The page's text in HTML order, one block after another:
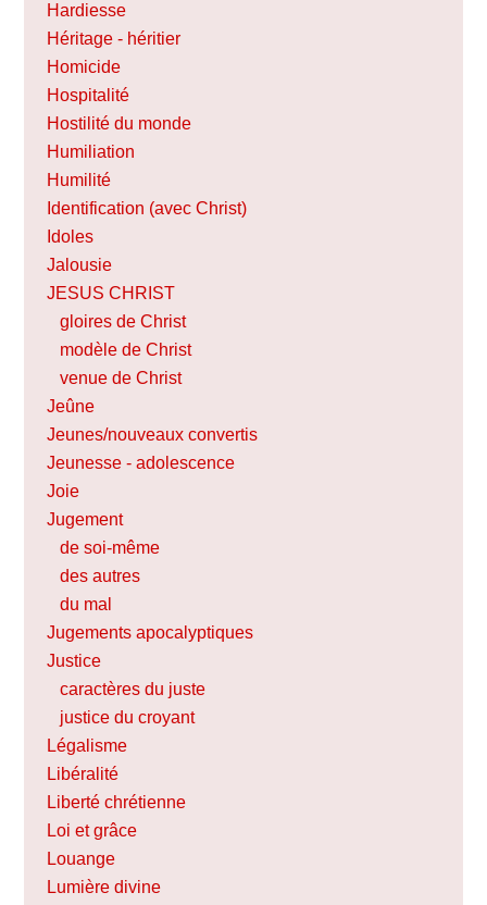
Hardiesse
Héritage - héritier
Homicide
Hospitalité
Hostilité du monde
Humiliation
Humilité
Identification (avec Christ)
Idoles
Jalousie
JESUS CHRIST
gloires de Christ
modèle de Christ
venue de Christ
Jeûne
Jeunes/nouveaux convertis
Jeunesse - adolescence
Joie
Jugement
de soi-même
des autres
du mal
Jugements apocalyptiques
Justice
caractères du juste
justice du croyant
Légalisme
Libéralité
Liberté chrétienne
Loi et grâce
Louange
Lumière divine